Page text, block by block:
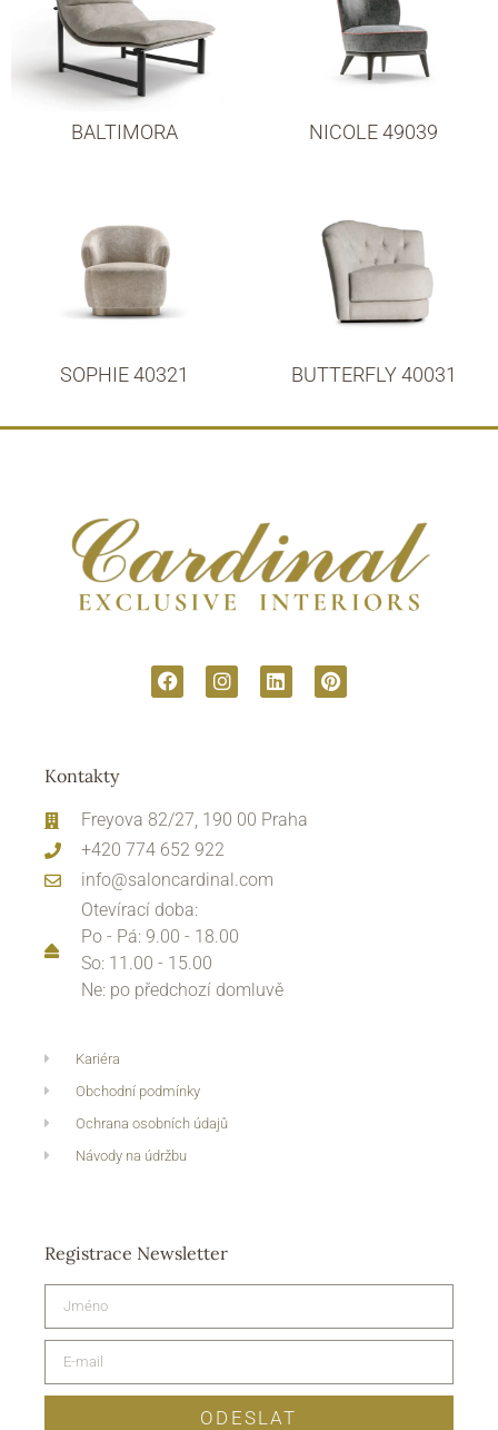
BALTIMORA NICOLE 49039
SOPHIE 40321 BUTTERFLY 40031
Kontakty
Freyova 82/27, 190 00 Praha
+420 774 652 922
info@saloncardinal.com
Otevírací doba:
Po - Pá: 9.00 - 18.00
So: 11.00 - 15.00
Ne: po předchozí domluvě
Kariéra
Obchodní podmínky
Ochrana osobních údajů
Návody na údržbu
Registrace Newsletter
ODESLAT